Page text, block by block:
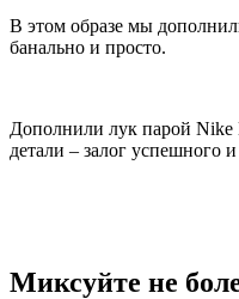
В этом образе мы
банально и просто.
Дополнили лук парой Nike
детали – залог успешного
Миксуйте не